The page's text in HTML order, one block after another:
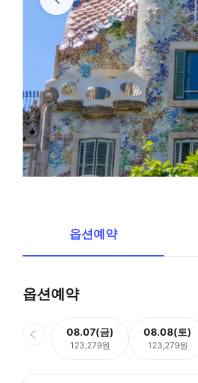
옵션예약
옵션예약
08.07(금)
123,279원
08.08(토)
123,279원